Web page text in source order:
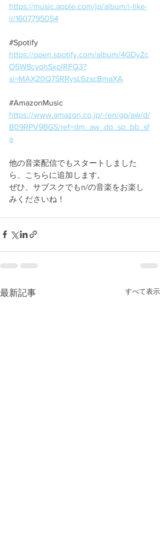
https://music.apple.com/jp/album/i-like-
ii/1607795054
#Spotify
https://open.spotify.com/album/4GDyZc
O5W8cyohSxolRFQ3?
si=MAX20Q75RRysL6zscBmaXA
#AmazonMusic
https://www.amazon.co.jp/-/en/gp/aw/d/
B09RPV9BGS/ref=dm_aw_dp_sp_bb_sf
a
他の音楽配信でもスタートしました
ら、こちらに追加します。
ぜひ、サブスクでもn/の音楽をお楽し
みくださいね！
最新記事 すべて表示